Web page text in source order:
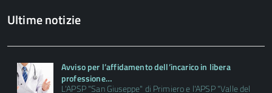
Ultime notizie
Avviso per l’affidamento dell’incarico in libera
professione…
L'APSP "San Giuseppe" di Primiero e l'APSP "Valle del